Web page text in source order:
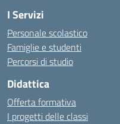
I Servizi
Personale scolastico
Famiglie e studenti
Percorsi di studio
Didattica
Offerta formativa
I progetti delle classi